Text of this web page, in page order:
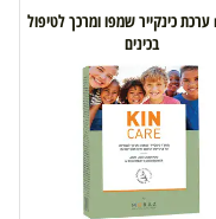
moraz ערכת כינקייר שמפו ומרכך לטיפול
בכינים